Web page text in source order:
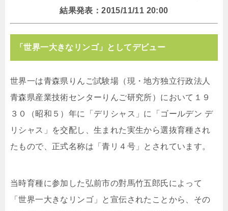
結果発表：2015/11/11 20:00
「世界一大きなリンゴ」としてデビュー
世界一は青森県りんご試験場（現・地方独立行政法人
青森県産業技術センターりんご研究所）において１９
３０（昭和５）年に「デリシャス」に「ゴールデン デ
リシャス」を交配し、生まれた実生から選抜育種され
たもので、正式名称は「青リ４号」とされています。
当時育種に参加した弘前市の對馬竹五郎氏によって
「世界一大きなリンゴ」と宣伝されたことから、その